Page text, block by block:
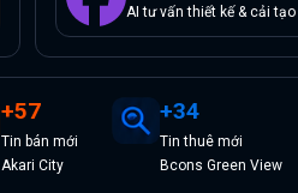
AI tư vấn thiết kế & cải
+57
Tin bán mới
Akari City
+34
Tinthuê mới
Bcons Green View